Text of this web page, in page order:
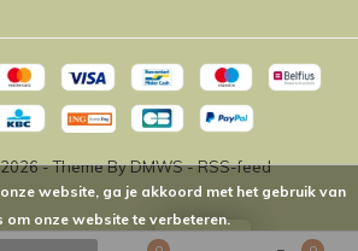
2026- Theme ByDMWS-RSS-feed
website, ga je akkoord met het gebruik van
om onze website te verbeteren.
LOYALTY